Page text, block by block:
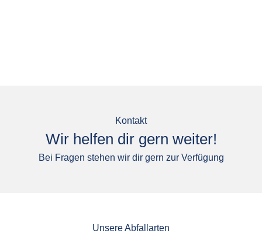
Kontakt
Wir helfen dir gern weiter!
Bei Fragen stehen wir dir gern zur Verfügung
Unsere Abfallarten